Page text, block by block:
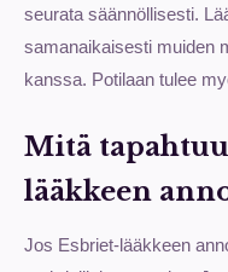
seurata säännöllisesti.
samanaikaisesti muiden
kanssa. Potilaan tulee
Mitä
lääkkeen
Jos Esbriet-lääkkeen